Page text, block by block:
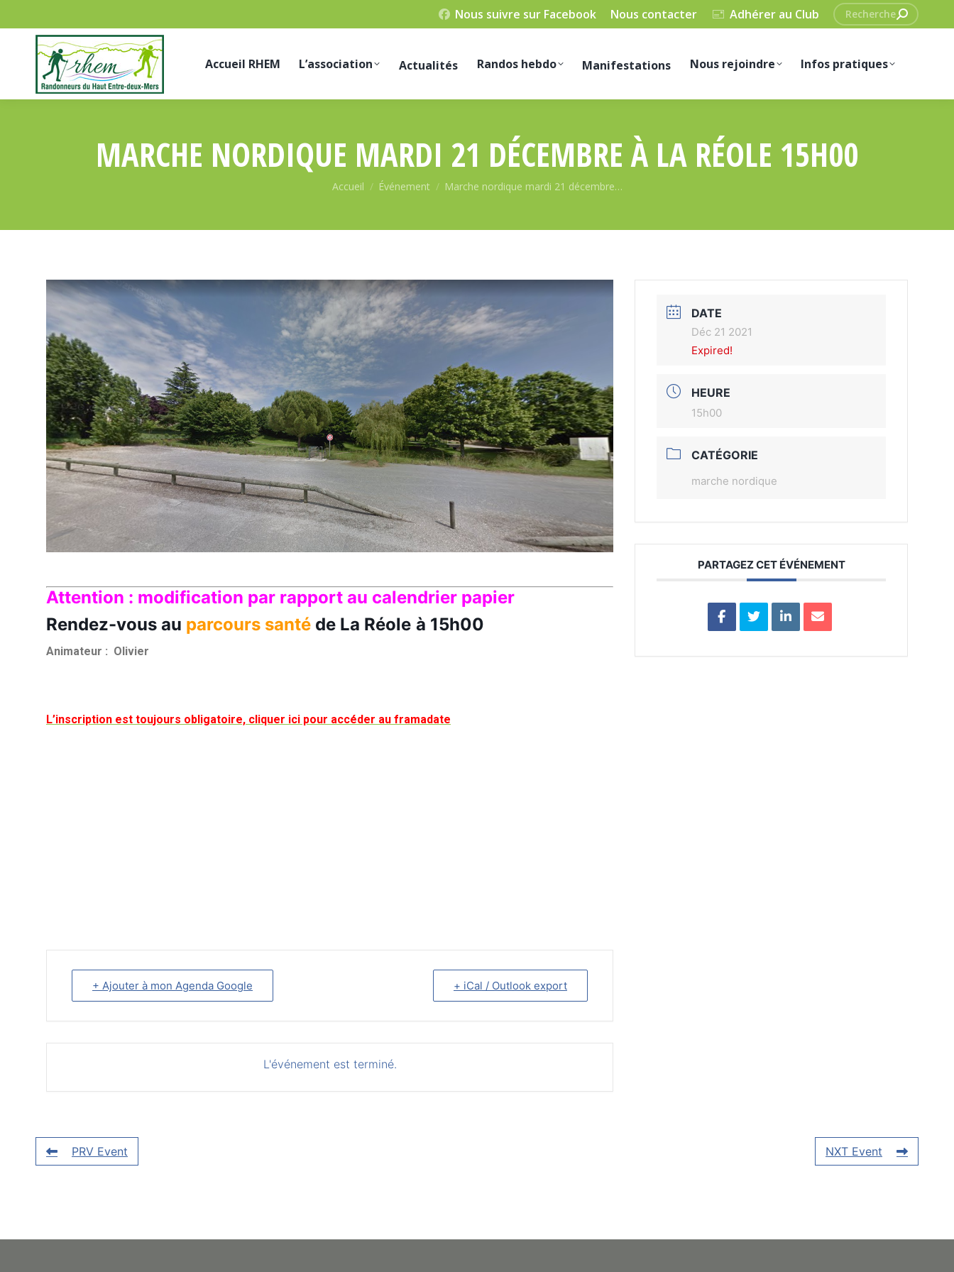
Nous suivre sur Facebook Nous contacter Adhérer au Club
Recherche
:
Accueil RHEM L’association Actualités Randos hebdo Manifestations Nous rejoindre Infos pratiques
MARCHE NORDIQUE MARDI 21 DÉCEMBRE À LA RÉOLE 15H00
Vous êtes ici :
Accueil Événement Marche nordique mardi 21 décembre…
Attention : modification par rapport au calendrier papier
Rendez-vous au parcours santé de La Réole à 15h00
Animateur : Olivier
L’inscription est toujours obligatoire, cliquer ici pour accéder au framadate
+ Ajouter à mon Agenda Google + iCal / Outlook export
L'événement est terminé.
DATE
Déc 21 2021
Expired!
HEURE
15h00
CATÉGORIE
marche nordique
PARTAGEZ CET ÉVÉNEMENT
PRV Event NXT Event